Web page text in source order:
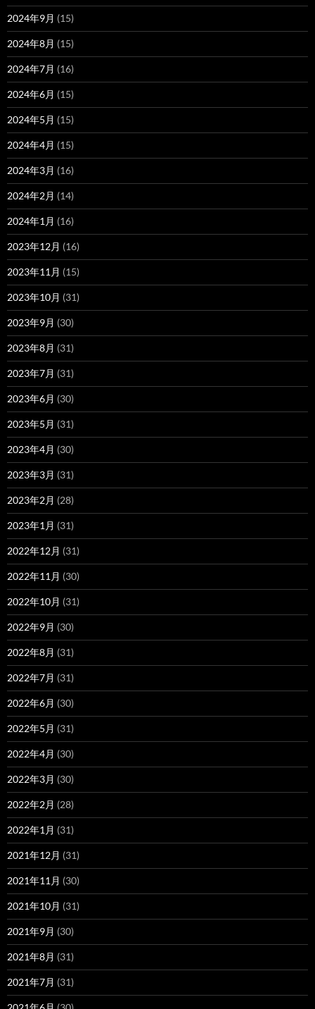
2024年9月 (15)
2024年8月 (15)
2024年7月 (16)
2024年6月 (15)
2024年5月 (15)
2024年4月 (15)
2024年3月 (16)
2024年2月 (14)
2024年1月 (16)
2023年12月 (16)
2023年11月 (15)
2023年10月 (31)
2023年9月 (30)
2023年8月 (31)
2023年7月 (31)
2023年6月 (30)
2023年5月 (31)
2023年4月 (30)
2023年3月 (31)
2023年2月 (28)
2023年1月 (31)
2022年12月 (31)
2022年11月 (30)
2022年10月 (31)
2022年9月 (30)
2022年8月 (31)
2022年7月 (31)
2022年6月 (30)
2022年5月 (31)
2022年4月 (30)
2022年3月 (30)
2022年2月 (28)
2022年1月 (31)
2021年12月 (31)
2021年11月 (30)
2021年10月 (31)
2021年9月 (30)
2021年8月 (31)
2021年7月 (31)